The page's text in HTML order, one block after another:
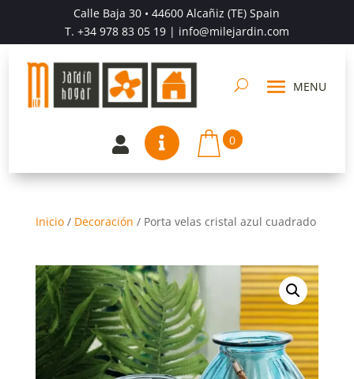
Calle Baja 30 • 44600 Alcañiz (TE) Spain
T. +34 978 83 05 19| info@milejardin.com
  0
Inicio/ Decoración / Porta velas cristal azul cuadrado